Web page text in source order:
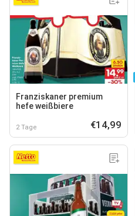
Franziskaner premium
hefe weißbiere
2 Tage €14,99